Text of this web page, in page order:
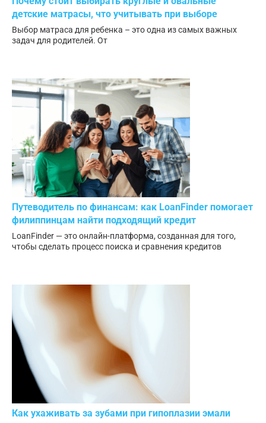
детские матрасы, что учитывать при выборе
Выбор матраса для ребенка – это одна из самых важных
задач для родителей. От
Путеводитель по финансам: как LoanFinder помогает
филиппинцам найти подходящий кредит
LoanFinder — это онлайн-платформа, созданная для того,
чтобы сделать процесс поиска и сравнения кредитов
Как ухаживать за зубами при гипоплазии эмали